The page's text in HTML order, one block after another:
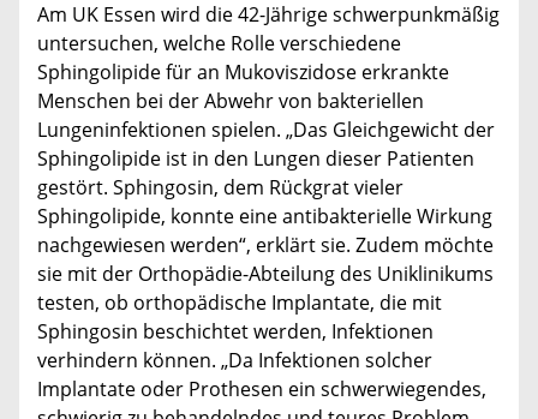
Am UK Essen wird die 42-Jährige schwerpunkmäßig
untersuchen, welche Rolle verschiedene
Sphingolipide für an Mukoviszidose erkrankte
Menschen bei der Abwehr von bakteriellen
Lungeninfektionen spielen. „Das Gleichgewicht der
Sphingolipide ist in den Lungen dieser Patienten
gestört. Sphingosin, dem Rückgrat vieler
Sphingolipide, konnte eine antibakterielle Wirkung
nachgewiesen werden“, erklärt sie. Zudem möchte
sie mit der Orthopädie-Abteilung des Uniklinikums
testen, ob orthopädische Implantate, die mit
Sphingosin beschichtet werden, Infektionen
verhindern können. „Da Infektionen solcher
Implantate oder Prothesen ein schwerwiegendes,